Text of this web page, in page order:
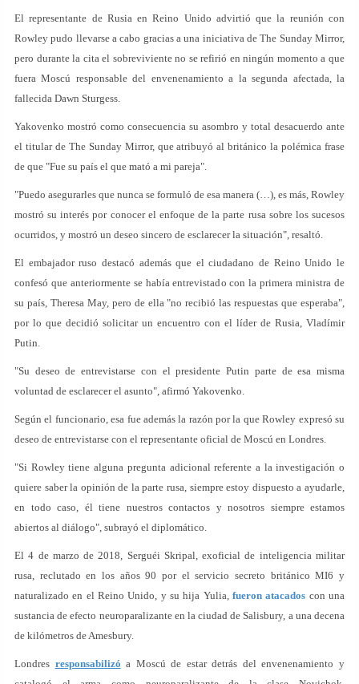
El representante de Rusia en Reino Unido advirtió que la reunión con
Rowley pudo llevarse a cabo gracias a una iniciativa de The Sunday Mirror,
pero durante la cita el sobreviviente no se refirió en ningún momento a que
fuera Moscú responsable del envenenamiento a la segunda afectada, la
fallecida Dawn Sturgess.
Yakovenko mostró como consecuencia su asombro y total desacuerdo ante
el titular de The Sunday Mirror, que atribuyó al británico la polémica frase
de que "Fue su país el que mató a mi pareja".
"Puedo asegurarles que nunca se formuló de esa manera (…), es más, Rowley
mostró su interés por conocer el enfoque de la parte rusa sobre los sucesos
ocurridos, y mostró un deseo sincero de esclarecer la situación", resaltó.
El embajador ruso destacó además que el ciudadano de Reino Unido le
confesó que anteriormente se había entrevistado con la primera ministra de
su país, Theresa May, pero de ella "no recibió las respuestas que esperaba",
por lo que decidió solicitar un encuentro con el líder de Rusia, Vladímir
Putin.
"Su deseo de entrevistarse con el presidente Putin parte de esa misma
voluntad de esclarecer el asunto", afirmó Yakovenko.
Según el funcionario, esa fue además la razón por la que Rowley expresó su
deseo de entrevistarse con el representante oficial de Moscú en Londres.
"Si Rowley tiene alguna pregunta adicional referente a la investigación o
quiere saber la opinión de la parte rusa, siempre estoy dispuesto a ayudarle,
en todo caso, él tiene nuestros contactos y nosotros siempre estamos
abiertos al diálogo", subrayó el diplomático.
El 4 de marzo de 2018, Serguéi Skripal, exoficial de inteligencia militar
rusa, reclutado en los años 90 por el servicio secreto británico MI6 y
naturalizado en el Reino Unido, y su hija Yulia, fueron atacados con una
sustancia de efecto neuroparalizante en la ciudad de Salisbury, a una decena
de kilómetros de Amesbury.
Londres responsabilizó a Moscú de estar detrás del envenenamiento y